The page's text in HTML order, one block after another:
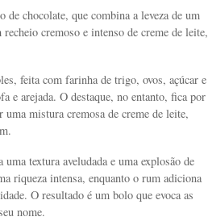
chocolate, que combina a leveza de um
cremoso e intenso de creme de leite,
feita com farinha de trigo, ovos, açúcar e
e arejada. O destaque, no entanto, fica por
mistura cremosa de creme de leite,
textura aveludada e uma explosão de
riqueza intensa, enquanto o rum adiciona
O resultado é um bolo que evoca as
nome.